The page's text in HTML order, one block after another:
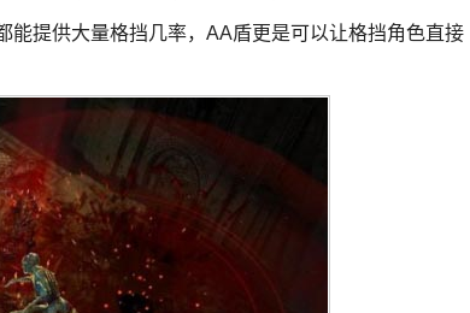
能提供大量格挡几率，AA盾更是可以让格挡角色直接